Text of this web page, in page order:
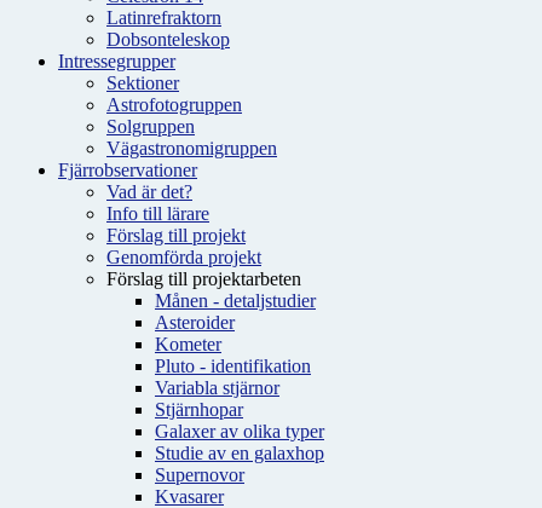
Latinrefraktorn
Dobsonteleskop
Intressegrupper
Sektioner
Astrofotogruppen
Solgruppen
Vägastronomigruppen
Fjärrobservationer
Vad är det?
Info till lärare
Förslag till projekt
Genomförda projekt
Förslag till projektarbeten
Månen - detaljstudier
Asteroider
Kometer
Pluto - identifikation
Variabla stjärnor
Stjärnhopar
Galaxer av olika typer
Studie av en galaxhop
Supernovor
Kvasarer